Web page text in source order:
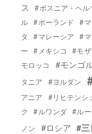
ス
#ボスニア・ヘル
ル #ポーランド #
タ
#マレーシア #
ー
#メキシコ #モ
モロッコ
#モンゴ
タニア
#ヨルダン
アニア
#リヒテンシ
ク
#ルワンダ #ル
ノン
#ロシア #三